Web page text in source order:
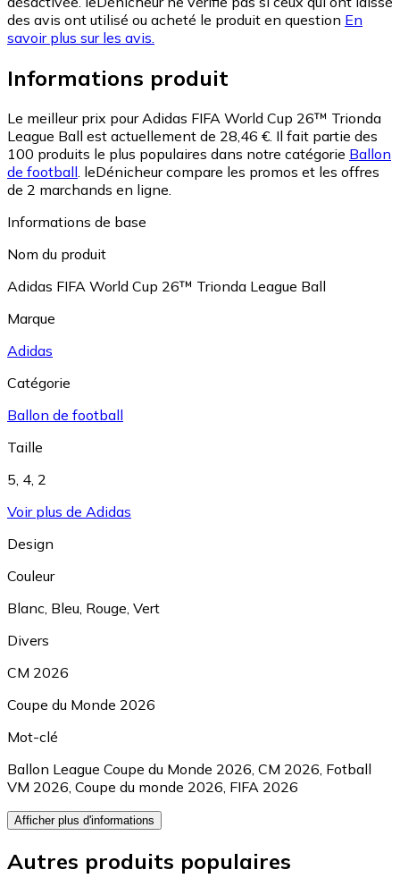
des avis ont utilisé ou acheté le produit en question En
savoir plus sur les avis.
Informations produit
Le meilleur prix pour Adidas FIFA World Cup 26™ Trionda
League Ball est actuellement de 28,46 €. Il fait partie des
100 produits le plus populaires dans notre catégorie Ballon
de football. leDénicheur compare les promos et les offres
de 2 marchands en ligne.
Informations de base
Nom du produit
Adidas FIFA World Cup 26™ Trionda League Ball
Marque
Adidas
Catégorie
Ballon de football
Taille
5, 4, 2
Voir plus de Adidas
Design
Couleur
Blanc, Bleu, Rouge, Vert
Divers
CM 2026
Coupe du Monde 2026
Mot-clé
Ballon League Coupe du Monde 2026, CM 2026, Fotball
VM 2026, Coupe du monde 2026, FIFA 2026
Afficher plus d'informations
Autres produits populaires